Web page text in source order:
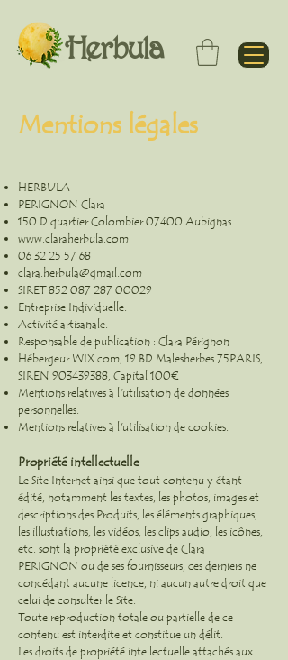
Herbula
Mentions légales
HERBULA
PERIGNON Clara
150 D quartier Colombier 07400 Aubignas
www.claraherbula.com
06 32 25 57 68
clara.herbula@gmail.com
SIRET852 087 287 00029
Entreprise Individuelle.
Activité artisanale.
Responsable de publication : Clara Pérignon
Hébergeur WIX.com, 19 BD Malesherbes 75PARIS,
SIREN 903439388, Capital 100€
Mentions relatives à l'utilisation de données
personnelles.
Mentions relatives à l'utilisation de cookies.
Propriété intellectuelle
Le Site Internet ainsi que tout contenu y étant
édité, notamment les textes, les photos, images et
descriptions des Produits, les éléments graphiques,
les illustrations, les vidéos, les clips audio, les icônes,
etc. sont la propriété exclusive de Clara
PERIGNON ou de ses fournisseurs, ces derniers ne
concédant aucune licence, ni aucun autre droit que
celui de consulter le Site.
Toute reproduction totale ou partielle de ce
contenu est interdite et constitue un délit.
Les droits de propriété intellectuelle attachés aux